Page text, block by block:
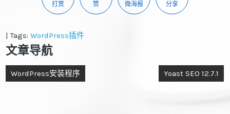
打赏 赞 微海报 分享
| Tags:WordPress插件
文章导航
WordPress安装程序 Yoast SEO 12.7.1